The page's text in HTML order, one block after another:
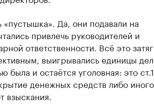
«пустышка». Да, они подавали на
привлечь руководителей и
ответственности. Всё это
выигрывались единицы
была и остаётся уголовная: это
денежных средств либо иного